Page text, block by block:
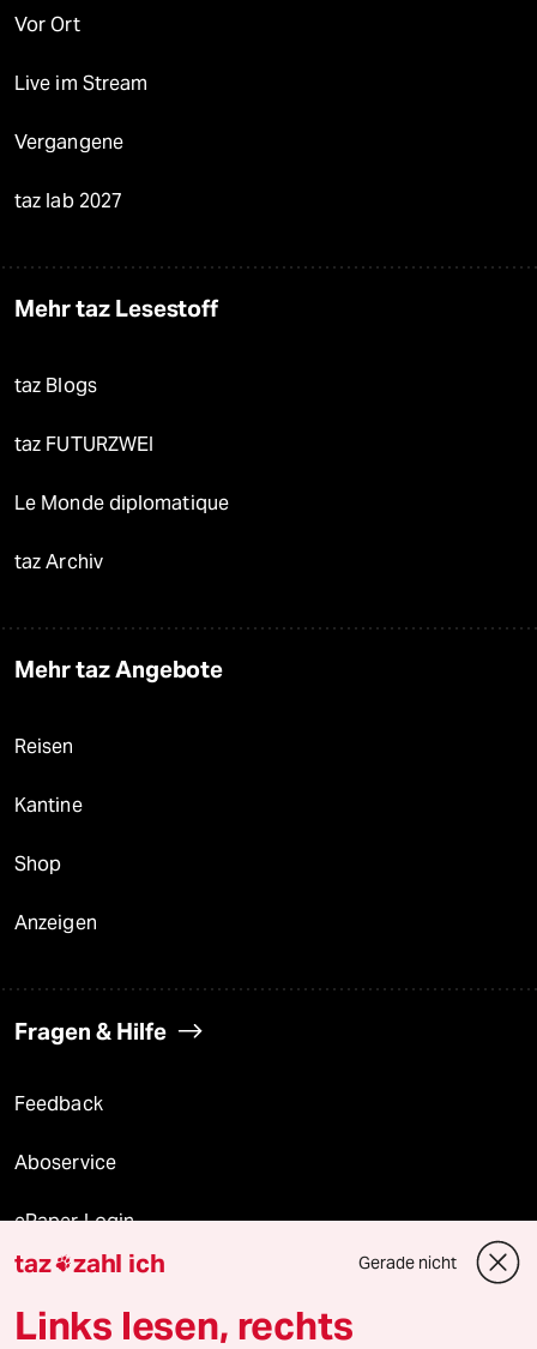
Vor Ort
Live im Stream
Vergangene
taz lab 2027
Mehr taz Lesestoff
taz Blogs
taz FUTURZWEI
Le Monde diplomatique
taz Archiv
Mehr taz Angebote
Reisen
Kantine
Shop
Anzeigen
Fragen & Hilfe
Feedback
Aboservice
ePaper Login
Downloads für Abonnierende
taz zahl ich Gerade nicht
Links lesen, rechts